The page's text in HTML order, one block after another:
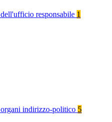
responsabile 1
indirizzo-politico 5